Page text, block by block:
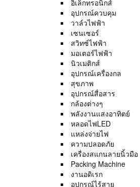
อิเล็กทรอนิกส์
อุปกรณ์ควบคุม
วาล์วไฟฟ้า
เซนเซอร์
สวิทซ์ไฟฟ้า
มอเตอร์ไฟฟ้า
นิวเมติกส์
อุปกรณ์เครื่องกล
สุขภาพ
อุปกรณ์สื่อสาร
กล้องต่างๆ
พลังงานแสงอาทิตย์
หลอดไฟLED
แหล่งจ่ายไฟ
ความปลอดภัย
เครื่องสแกนลายนิ้วมือ
Packing Machine
งานอดิเรก
อุปกรณ์ไร้สาย